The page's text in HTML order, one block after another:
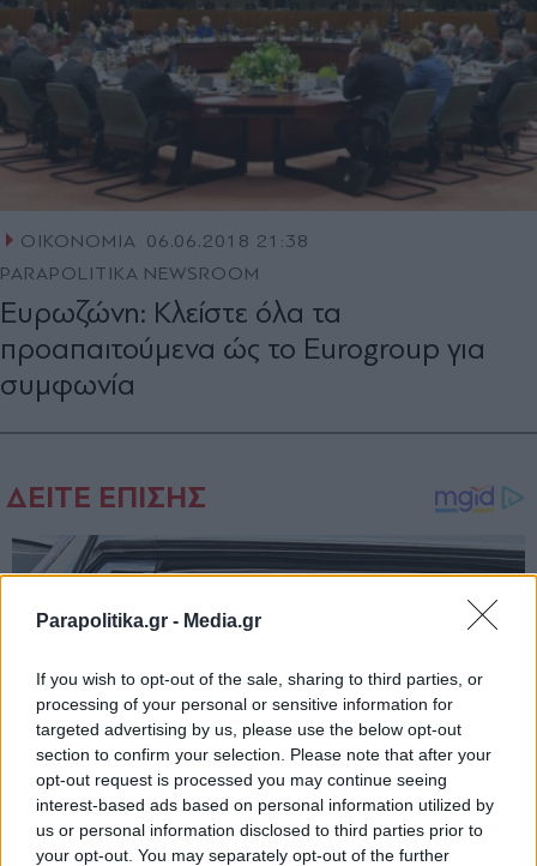
Parapolitika.gr - Media.gr
If you wish to opt-out of the sale, sharing to third parties, or
processing of your personal or sensitive information for
targeted advertising by us, please use the below opt-out
section to confirm your selection. Please note that after your
opt-out request is processed you may continue seeing
interest-based ads based on personal information utilized by
us or personal information disclosed to third parties prior to
your opt-out. You may separately opt-out of the further
ΟΙΚΟΝΟΜΙΑ 06.06.2018 21:38
PARAPOLITIKA NEWSROOM
Ευρωζώνη: Κλείστε όλα τα
προαπαιτούμενα ώς το Eurogroup για
συμφωνία